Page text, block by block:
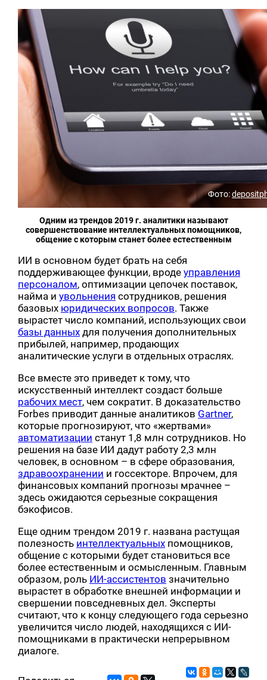
Фото:
Одним из трендов 2019 г. аналитики называют
совершенствование интеллектуальных помощников,
общение с которым станет более естественным
ИИ в основном будет брать на себя
поддерживающее функции, вроде управления
персоналом, оптимизации цепочек поставок,
найма и увольнения сотрудников, решения
базовых юридических вопросов. Также
вырастет число компаний, использующих свои
базы данных для получения дополнительных
прибылей, например, продающих
аналитические услуги в отдельных отраслях.
Все вместе это приведет к тому, что
искусственный интеллект создаст больше
рабочих мест, чем сократит. В доказательство
Forbes приводит данные аналитиков Gartner,
которые прогнозируют, что «жертвами»
автоматизации станут 1,8 млн сотрудников. Но
решения на базе ИИ дадут работу 2,3 млн
человек, в основном – в сфере образования,
здравоохранении и госсекторе. Впрочем, для
финансовых компаний прогнозы мрачнее –
здесь ожидаются серьезные сокращения
бэкофисов.
Еще одним трендом 2019 г. названа растущая
полезность интеллектуальных помощников,
общение с которыми будет становиться все
более естественным и осмысленным. Главным
образом, роль ИИ-ассистентов значительно
вырастет в обработке внешней информации и
свершении повседневных дел. Эксперты
считают, что к концу следующего года серьезно
увеличится число людей, находящихся с ИИ-
помощниками в практически непрерывном
диалоге.